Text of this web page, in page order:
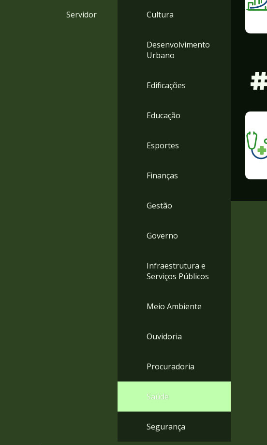
Servidor Cultura
Desenvolvimento
Urbano
Edificações
Educação
Esportes
Finanças
Gestão
Governo
Infraestrutura e
Serviços Públicos
Meio Ambiente
Ouvidoria
Procuradoria
Saúde
Segurança